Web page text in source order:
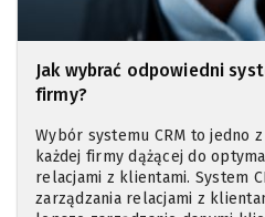
Jak wybrać odpowiedni
firmy?
Wybór systemu CRM to jedno
każdej firmy dążącej do
relacjami z klientami. System
zarządzania relacjami z